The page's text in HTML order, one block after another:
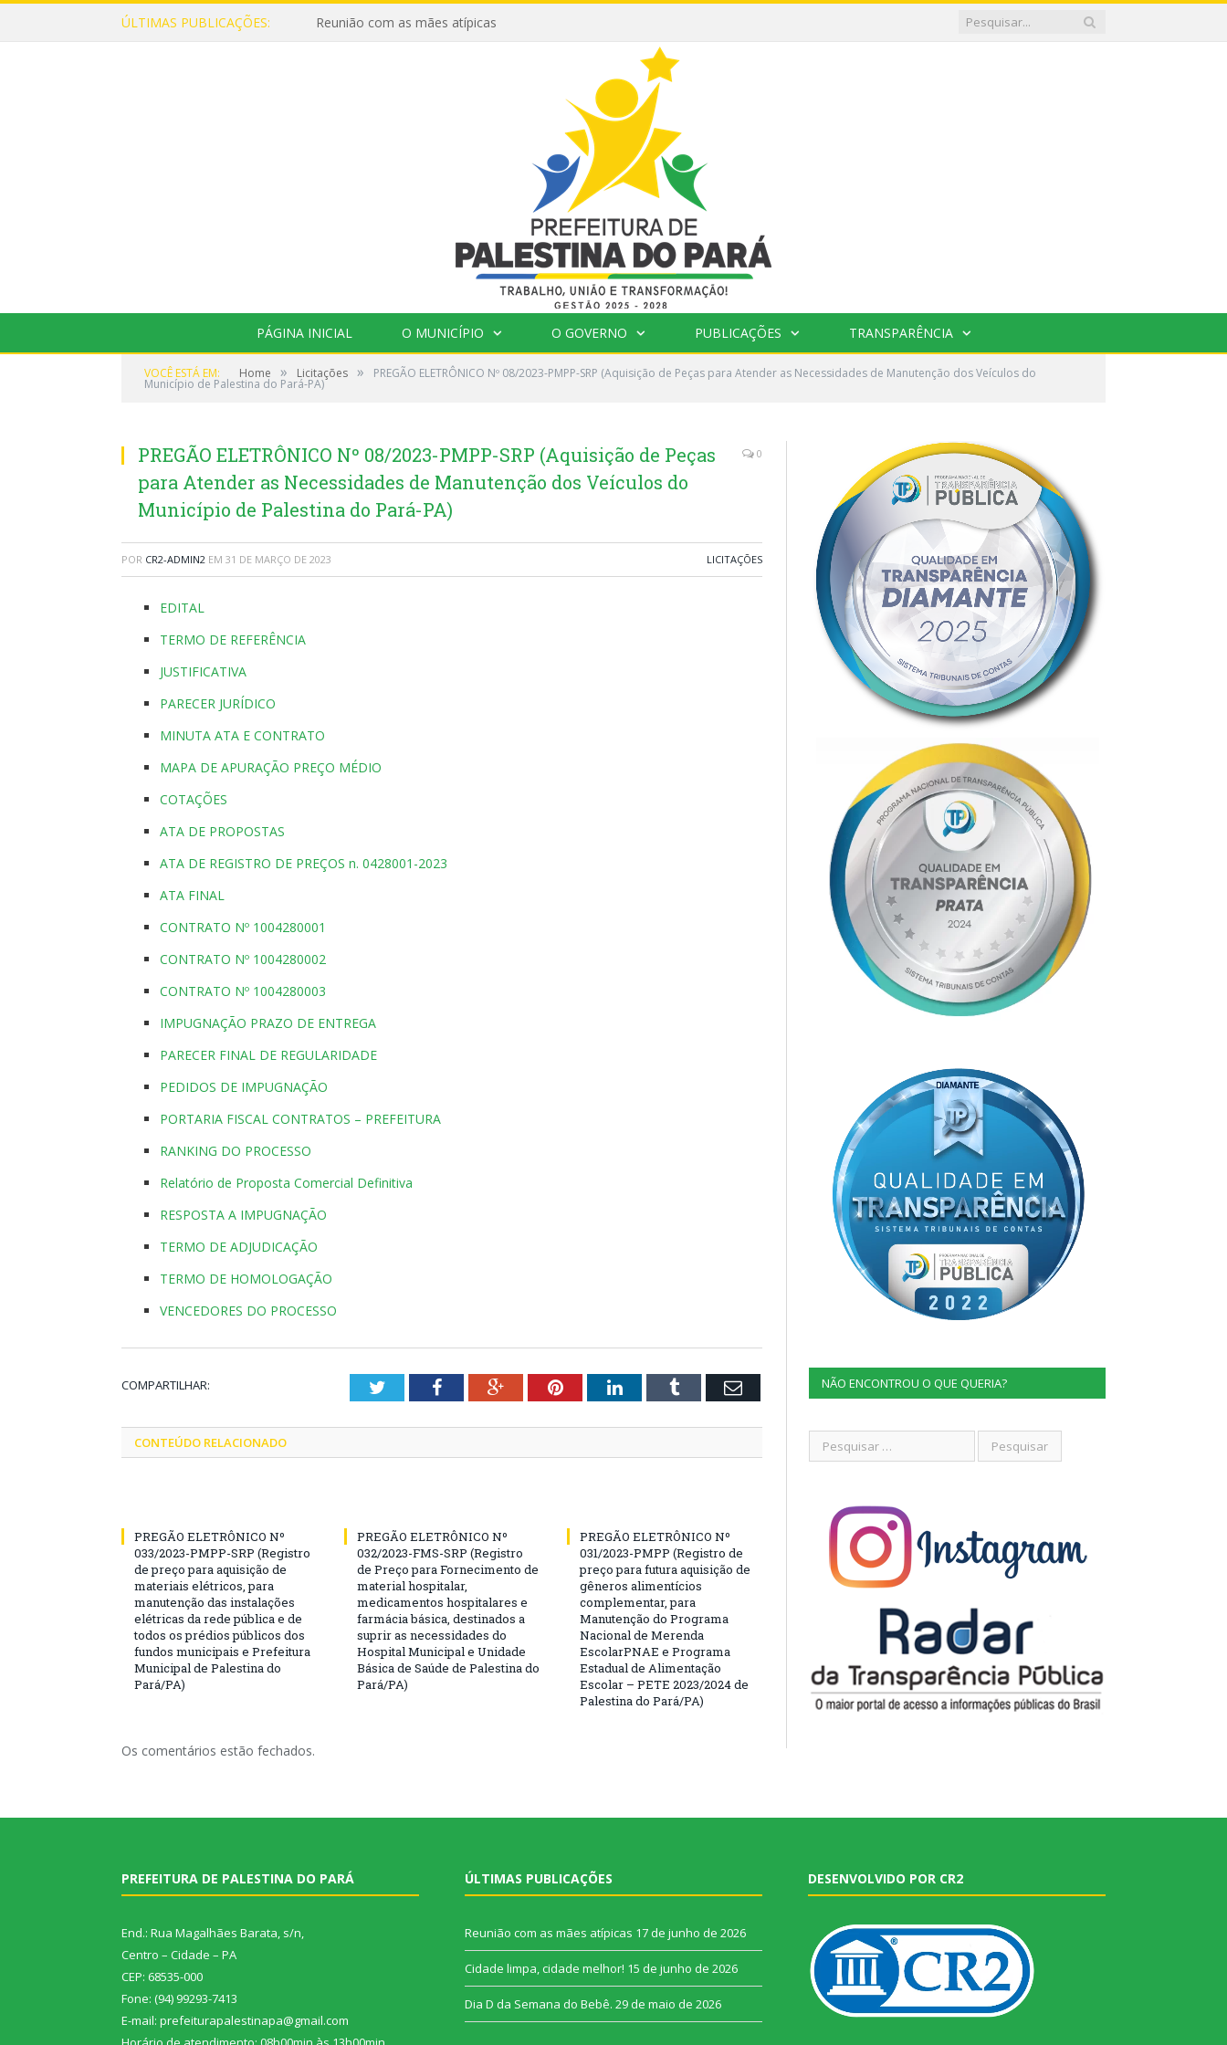
ÚLTIMAS PUBLICAÇÕES: Reunião com as mães atípicas
PÁGINA INICIAL O MUNICÍPIO O GOVERNO PUBLICAÇÕES TRANSPARÊNCIA
VOCÊ ESTÁ EM: Home » Licitações » PREGÃO ELETRÔNICO Nº 08/2023-PMPP-SRP (Aquisição de Peças para Atender as Necessidades de Manutenção dos Veículos do
Município de Palestina do Pará-PA)
PREGÃO ELETRÔNICO Nº 08/2023-PMPP-SRP (Aquisição de Peças
para Atender as Necessidades de Manutenção dos Veículos do
Município de Palestina do Pará-PA)
0
POR CR2-ADMIN2 EM 31 DE MARÇO DE 2023 LICITAÇÕES
EDITAL
TERMO DE REFERÊNCIA
JUSTIFICATIVA
PARECER JURÍDICO
MINUTA ATA E CONTRATO
MAPA DE APURAÇÃO PREÇO MÉDIO
COTAÇÕES
ATA DE PROPOSTAS
ATA DE REGISTRO DE PREÇOS n. 0428001-2023
ATA FINAL
CONTRATO Nº 1004280001
CONTRATO Nº 1004280002
CONTRATO Nº 1004280003
IMPUGNAÇÃO PRAZO DE ENTREGA
PARECER FINAL DE REGULARIDADE
PEDIDOS DE IMPUGNAÇÃO
PORTARIA FISCAL CONTRATOS – PREFEITURA
RANKING DO PROCESSO
Relatório de Proposta Comercial Definitiva
RESPOSTA A IMPUGNAÇÃO
TERMO DE ADJUDICAÇÃO
TERMO DE HOMOLOGAÇÃO
VENCEDORES DO PROCESSO
COMPARTILHAR: TwitterFacebookGoogle+PinterestLinkedInTumblr Email
CONTEÚDO RELACIONADO
PREGÃO ELETRÔNICO Nº
033/2023-PMPP-SRP (Registro
de preço para aquisição de
materiais elétricos, para
manutenção das instalações
elétricas da rede pública e de
todos os prédios públicos dos
fundos municipais e Prefeitura
Municipal de Palestina do
Pará/PA)
PREGÃO ELETRÔNICO Nº
032/2023-FMS-SRP (Registro
de Preço para Fornecimento de
material hospitalar,
medicamentos hospitalares e
farmácia básica, destinados a
suprir as necessidades do
Hospital Municipal e Unidade
Básica de Saúde de Palestina do
Pará/PA)
PREGÃO ELETRÔNICO Nº
031/2023-PMPP (Registro de
preço para futura aquisição de
gêneros alimentícios
complementar, para
Manutenção do Programa
Nacional de Merenda
EscolarPNAE e Programa
Estadual de Alimentação
Escolar – PETE 2023/2024 de
Palestina do Pará/PA)
Os comentários estão fechados.
NÃO ENCONTROU O QUE QUERIA?
PREFEITURA DE PALESTINA DO PARÁ
End.: Rua Magalhães Barata, s/n,
Centro – Cidade – PA
CEP: 68535-000
Fone: (94) 99293-7413
E-mail: prefeiturapalestinapa@gmail.com
ÚLTIMAS PUBLICAÇÕES
Reunião com as mães atípicas 17 de junho de 2026
Cidade limpa, cidade melhor! 15 de junho de 2026
Dia D da Semana do Bebê. 29 de maio de 2026
DESENVOLVIDO POR CR2